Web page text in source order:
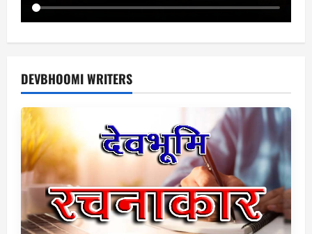
DEVBHOOMI WRITERS